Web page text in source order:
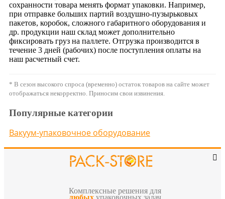
сохранности товара менять формат упаковки. Например,
при отправке больших партий воздушно-пузырьковых
пакетов, коробок, сложного габаритного оборудования и
др. продукции наш склад может дополнительно
фиксировать груз на паллете. Отгрузка производится в
течение 3 дней (рабочих) после поступления оплаты на
наш расчетный счет.
* В сезон высокого спроса (временно) остаток товаров на сайте может
отображаться некорректно. Приносим свои извинения.
Популярные категории
Вакуум-упаковочное оборудование
Комплексные решения для
любых упаковочных задач